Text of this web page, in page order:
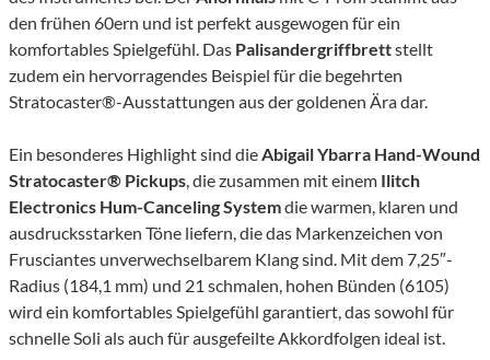
den frühen 60ern und ist perfekt ausgewogen für ein
komfortables Spielgefühl. Das Palisandergriffbrettstellt
zudem ein hervorragendes Beispiel für die begehrten
Stratocaster®-Ausstattungen aus der goldenen Ära dar.
Ein besonderes Highlight sind dieAbigail Ybarra Hand-Wound
Stratocaster® Pickups, die zusammen mit einem Ilitch
Electronics Hum-Canceling Systemdie warmen, klaren und
ausdrucksstarken Töne liefern, die das Markenzeichen von
Frusciantes unverwechselbarem Klang sind. Mit dem 7,25″-
Radius (184,1 mm) und 21 schmalen, hohen Bünden (6105)
wird ein komfortables Spielgefühl garantiert, das sowohl für
schnelle Soli als auch für ausgefeilte Akkordfolgen ideal ist.